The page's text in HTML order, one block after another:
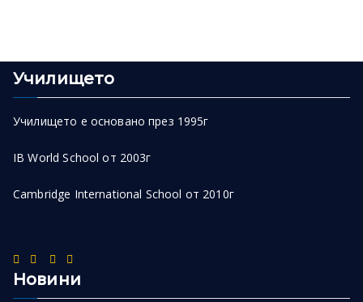
Училището
Училището е основано през 1995г
IB World School от 2003г
Cambridge International School от 2010г
Новини